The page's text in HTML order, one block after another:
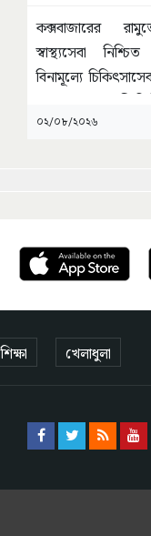
কক্সবাজারের
স্বাস্থ্যসেবা
বিনামূল্যে
০২/০৮/২০২৬
শিক্ষা খেলাধুলা